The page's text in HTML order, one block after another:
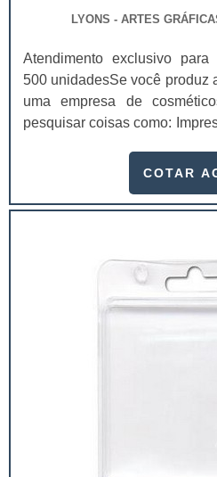
LYONS - ARTES
Atendimento exclusivo
500 unidadesSe você produz
uma empresa de
pesquisar coisas como:
um investimento
extremamente
COTAR